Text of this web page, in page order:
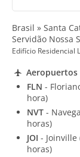
Brasil » Santa
Servidão Nossa
Edifício Residencial
Aeropuertos
FLN -
hora)
NVT -
horas)
JOI - Joinville
horas)